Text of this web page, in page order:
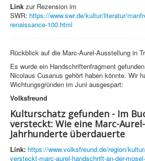
Link zur Rezension im
SWR: https://www.swr.de/kultur/literatur/
renaissance-100.html
Rückblick auf die Marc-Aurel-Ausstellung in
Es wurde ein Handschriftenfragment
Nicolaus Cusanus gehört haben könnte. Wir
Wichtungsgründen im Juni ausgespart:
Volksfreund
Kulturschatz gefunden - Im
versteckt: Wie eine Marc-
Jahrhunderte überdauerte
Link: https://www.volksfreund.de/region/
versteckt-marc-aurel-handschrift-an-der-